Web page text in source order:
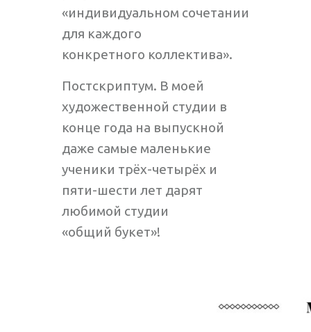
«индивидуальном сочетании
для каждого
конкретного коллектива».
Постскриптум. В моей
художественной студии в
конце года на выпускной
даже самые маленькие
ученики трёх-четырёх и
пяти-шести лет дарят
любимой студии
«общий букет»!